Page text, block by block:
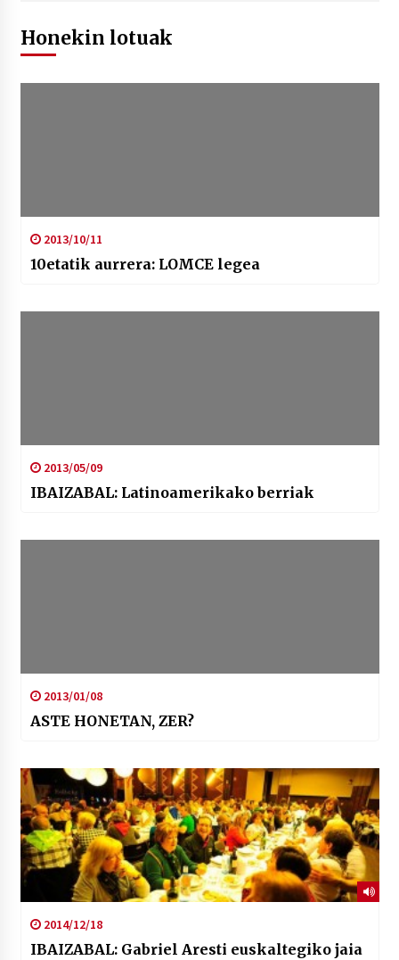
Honekin lotuak
2013/10/11
10etatik aurrera: LOMCE legea
2013/05/09
IBAIZABAL: Latinoamerikako berriak
2013/01/08
ASTE HONETAN, ZER?
2014/12/18
IBAIZABAL: Gabriel Aresti euskaltegiko jaia